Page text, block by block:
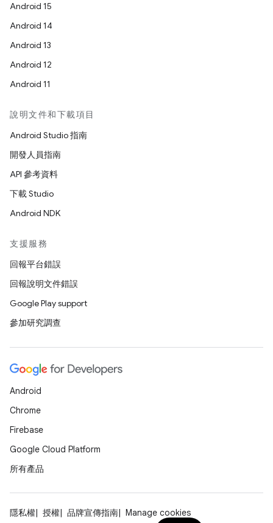
Android 15
Android 14
Android 13
Android 12
Android 11
說明文件和下載項目
Android Studio 指南
開發人員指南
API 參考資料
下載 Studio
Android NDK
支援服務
回報平台錯誤
回報說明文件錯誤
Google Play support
參加研究調查
Android
Chrome
Firebase
Google Cloud Platform
所有產品
隱私權 授權 品牌宣傳指南 Manage cookies